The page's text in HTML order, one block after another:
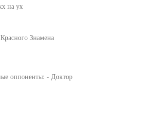
на ух
Знамена
оппоненты: - Доктор